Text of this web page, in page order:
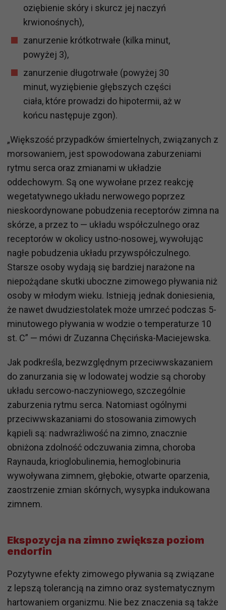
oziębienie skóry i skurcz jej naczyń
krwionośnych),
zanurzenie krótkotrwałe (kilka minut,
powyżej 3),
zanurzenie długotrwałe (powyżej 30
minut, wyziębienie głębszych części
ciała, które prowadzi do hipotermii, aż w
końcu następuje zgon).
„Większość przypadków śmiertelnych, związanych z
morsowaniem, jest spowodowana zaburzeniami
rytmu serca oraz zmianami w układzie
oddechowym. Są one wywołane przez reakcję
wegetatywnego układu nerwowego poprzez
nieskoordynowane pobudzenia receptorów zimna na
skórze, a przez to — układu współczulnego oraz
receptorów w okolicy ustno-nosowej, wywołując
nagłe pobudzenia układu przywspółczulnego.
Starsze osoby wydają się bardziej narażone na
niepożądane skutki uboczne zimowego pływania niż
osoby w młodym wieku. Istnieją jednak doniesienia,
że nawet dwudziestolatek może umrzeć podczas 5-
minutowego pływania w wodzie o temperaturze 10
st. C” — mówi dr Zuzanna Chęcińska-Maciejewska.
Jak podkreśla, bezwzględnym przeciwwskazaniem
do zanurzania się w lodowatej wodzie są choroby
układu sercowo-naczyniowego, szczególnie
zaburzenia rytmu serca. Natomiast ogólnymi
przeciwwskazaniami do stosowania zimowych
kąpieli są: nadwrażliwość na zimno, znacznie
obniżona zdolność odczuwania zimna, choroba
Raynauda, krioglobulinemia, hemoglobinuria
wywoływana zimnem, głębokie, otwarte oparzenia,
zaostrzenie zmian skórnych, wysypka indukowana
zimnem.
Ekspozycja na zimno zwiększa poziom
endorfin
Pozytywne efekty zimowego pływania są związane
z lepszą tolerancją na zimno oraz systematycznym
hartowaniem organizmu. Nie bez znaczenia są także